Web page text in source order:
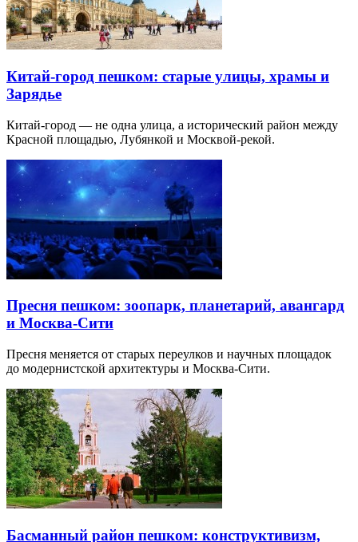
Китай-город пешком: старые улицы, храмы и
Зарядье
Китай-город — не одна улица, а исторический район между
Красной площадью, Лубянкой и Москвой-рекой.
Пресня пешком: зоопарк, планетарий, авангард
и Москва-Сити
Пресня меняется от старых переулков и научных площадок
до модернистской архитектуры и Москва-Сити.
Басманный район пешком: конструктивизм,